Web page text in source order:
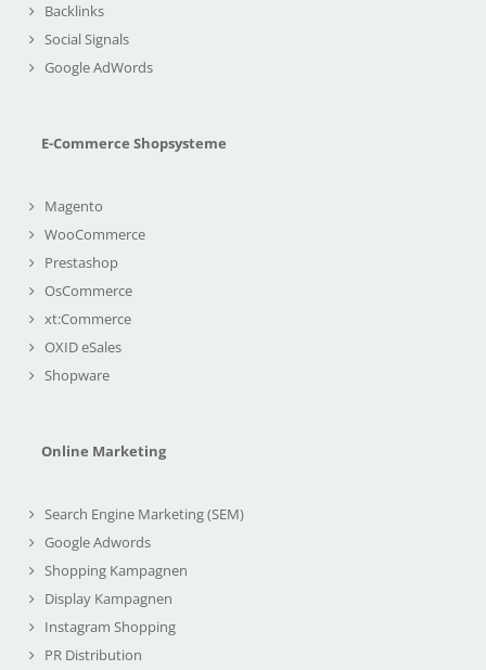
Backlinks
Social Signals
Google AdWords
E-Commerce Shopsysteme
Magento
WooCommerce
Prestashop
OsCommerce
xt:Commerce
OXID eSales
Shopware
Online Marketing
Search Engine Marketing (SEM)
Google Adwords
Shopping Kampagnen
Display Kampagnen
Instagram Shopping
PR Distribution